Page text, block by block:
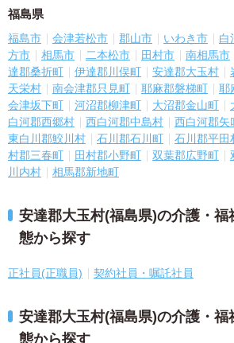
福島県
福島市 会津若松市 郡山市 いわき市 白
方市
相馬市 二本松市 田村市 南相馬市
達郡桑折町
伊達郡川俣町 安達郡大玉村
天栄村
南会津郡只見町 耶麻郡磐梯町 耶
会津坂下町
河沼郡柳津町 大沼郡金山町
白河郡西郷村
西白河郡中島村 西白河郡矢
東白川郡鮫川村
石川郡石川町 石川郡平田
村郡三春町
田村郡小野町 双葉郡広野町
川内村
相馬郡新地町
安達郡大玉村(福島県)の介護・福
態から探す
正社員(正職員) 契約社員・嘱託社員
安達郡大玉村(福島県)の介護・福
態から探す